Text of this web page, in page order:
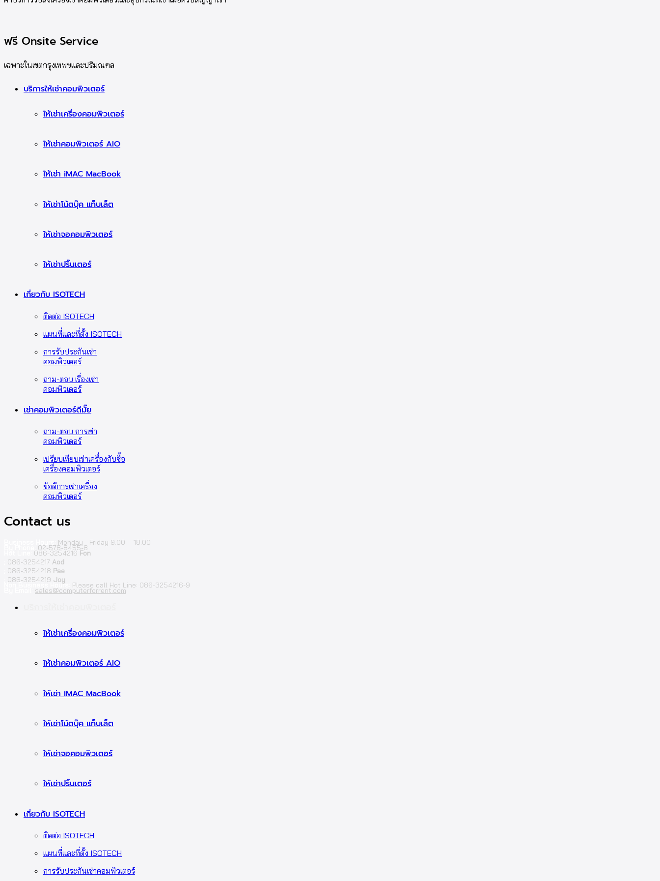
ฟรี Onsite Service
เฉพาะในเขตกรุงเทพฯและปริมณฑล
บริการให้เช่าคอมพิวเตอร์
ให้เช่าเครื่องคอมพิวเตอร์
ให้เช่าคอมพิวเตอร์ AIO
ให้เช่า iMAC MacBook
ให้เช่าโน้ตบุ๊ค แท็บเล็ต
ให้เช่าจอคอมพิวเตอร์
ให้เช่าปริ๊นเตอร์
เกี่ยวกับ ISOTECH
ติดต่อ ISOTECH
แผนที่และที่ตั้ง ISOTECH
การรับประกันเช่า
คอมพิวเตอร์
ถาม-ตอบ เรื่องเช่า
คอมพิวเตอร์
เช่าคอมพิวเตอร์ดีมั๊ย
ถาม-ตอบ การเช่า
คอมพิวเตอร์
เปรียบเทียบเช่าเครื่องกับซื้อ
เครื่องคอมพิวเตอร์
ข้อดีการเช่าเครื่อง
คอมพิวเตอร์
Contact us
Monday - Friday 9.00 – 18.00
02-578-8455-8
086-3254216 Fon
086-3254217 Aod
086-3254218 Pae
086-3254219 Joy
Non Business Hours: Please call Hot Line: 086-3254216-9
sales@computerforrent.com
ให้เช่าเครื่องคอมพิวเตอร์
ให้เช่าคอมพิวเตอร์ AIO
ให้เช่า iMAC MacBook
ให้เช่าโน้ตบุ๊ค แท็บเล็ต
ให้เช่าจอคอมพิวเตอร์
ให้เช่าปริ๊นเตอร์
เกี่ยวกับ ISOTECH
ติดต่อ ISOTECH
แผนที่และที่ตั้ง ISOTECH
การรับประกันเช่าคอมพิวเตอร์